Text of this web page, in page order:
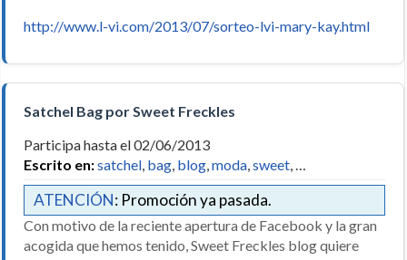
http://www.l-vi.com/2013/07/sorteo-lvi-mary-kay.html
Satchel Bag por Sweet Freckles
Participa hasta el 02/06/2013
Escrito en:satchel bag blog moda sweet
ATENCIÓN: Promoción ya pasada.
Con motivo de la reciente apertura de Facebook y la gran
acogida que hemos tenido, Sweet Freckles blog quiere